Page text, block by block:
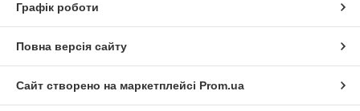
Графік роботи
Повна версія сайту
Сайт створено на маркетплейсі Prom.ua